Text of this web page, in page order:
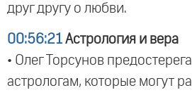
друг другу о любви.
00:56:21 Астрология и вера
• Олег Торсунов
астрологам, которые могут